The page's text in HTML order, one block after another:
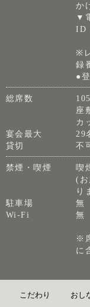
か
▼
ID
※
録
●
総席数
座
カ
宴会最大
29
貸切
不
禁煙・喫煙
喫
(お
り
駐車場
無
Wi-Fi
無
※
に
こだわり おし